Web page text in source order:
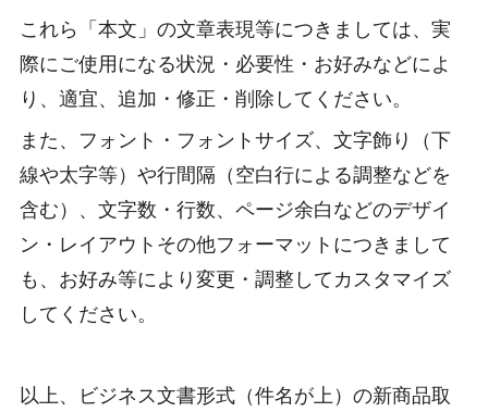
これら「本文」の文章表現等につきましては、実
際にご使用になる状況・必要性・お好みなどによ
り、適宜、追加・修正・削除してください。
また、フォント・フォントサイズ、文字飾り（下
線や太字等）や行間隔（空白行による調整などを
含む）、文字数・行数、ページ余白などのデザイ
ン・レイアウトその他フォーマットにつきまして
も、お好み等により変更・調整してカスタマイズ
してください。
以上、ビジネス文書形式（件名が上）の新商品取